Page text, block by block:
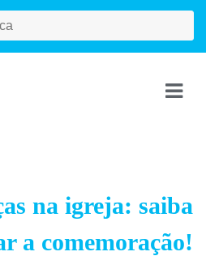
na igreja: saiba
a comemoração!